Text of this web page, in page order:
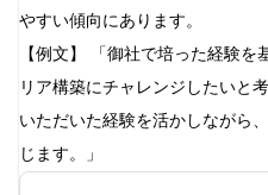
やすい傾向にあります。
【例文】 「御社で培った経験
リア構築にチャレンジしたいと
いただいた経験を活かしながら
じます。」